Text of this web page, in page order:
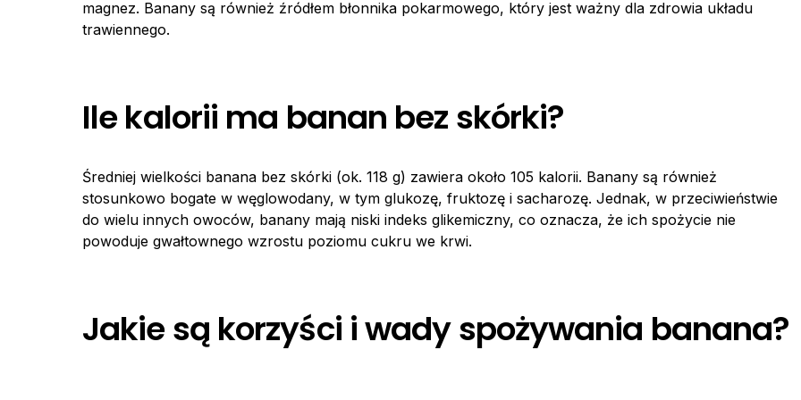
magnez. Banany są również źródłem błonnika pokarmowego, który jest ważny dla zdrowia układu
trawiennego.
Ile kalorii ma banan bez skórki?
Średniej wielkości banana bez skórki (ok. 118 g) zawiera około 105 kalorii. Banany są również
stosunkowo bogate w węglowodany, w tym glukozę, fruktozę i sacharozę. Jednak, w przeciwieństwie
do wielu innych owoców, banany mają niski indeks glikemiczny, co oznacza, że ich spożycie nie
powoduje gwałtownego wzrostu poziomu cukru we krwi.
Jakie są korzyści i wady spożywania banana?